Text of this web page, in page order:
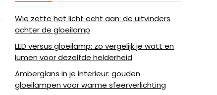
Wie zette het licht echt aan: de uitvinders
achter de gloeilamp
LED versus gloeilamp: zo vergelijk je watt en
lumen voor dezelfde helderheid
Amberglans in je interieur: gouden
gloeilampen voor warme sfeerverlichting